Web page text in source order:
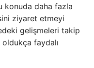
konuda daha fazla
ziyaret etmeyi
gelişmeleri takip
faydalı